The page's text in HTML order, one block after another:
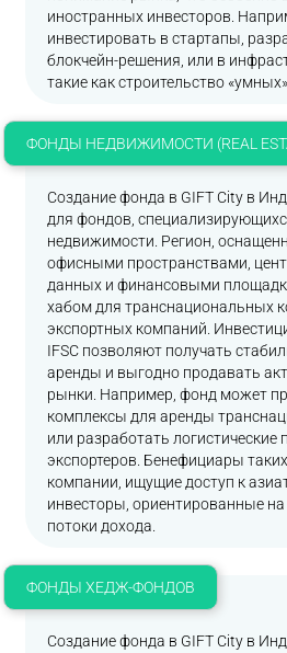
иностранных инвесторов.
инвестировать в стартапы,
блокчейн-решения, или в
такие как строительство
ФОНДЫ НЕДВИЖИМОСТИ (REAL
Создание фонда в GIFT City в
для фондов,
недвижимости. Регион,
офисными пространствами,
данных и финансовыми
хабом для транснациональных
экспортных компаний.
IFSC позволяют получать
аренды и выгодно продавать
рынки. Например, фонд может
комплексы для аренды
или разработать логистические
экспортеров. Бенефициары
компании, ищущие доступ к
инвесторы, ориентированные
потоки дохода.
ФОНДЫ ХЕДЖ-ФОНДОВ
Создание фонда в GIFT City в